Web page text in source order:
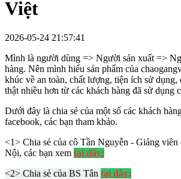
Việt
2026-05-24 21:57:41
Mình là người dùng => Người sản xuất =>
hàng. Nên mình hiểu sản phẩm của
khúc về an toàn, chất lượng, tiện ích sử dụng,
thật nhiều hơn từ các khách hàng đã sử dụng
Dưới đây là chia sẻ của một số các khách
facebook, các bạn tham khảo.
<1> Chia sẻ của cô Tần Nguyễn - Giảng viên
Nội, các bạn xem tại đây:
<2> Chia sẻ của BS Tân tại đây: